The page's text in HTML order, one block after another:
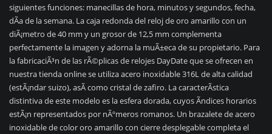
siguientes funciones: manecillas de hora, minutos y segundos, fecha,
dÃ­a de la semana. La caja redonda del reloj de oro amarillo con un
diÃ¡metro de 40 mm y un grosor de 12,5 mm complementa
perfectamente la imagen y adorna la muÃ±eca de su propietario. Para
la fabricaciÃ³n de las rÃ©plicas de relojes DayDate que se ofrecen en
nuestra tienda online se utiliza acero inoxidable 316L de alta calidad
(estÃ¡ndar suizo), asÃ­ como cristal de zafiro. La caracterÃ­stica
distintiva de este modelo es la esfera dorada, cuyos Ã­ndices horarios
estÃ¡n representados por nÃºmeros romanos. Un brazalete de acero
inoxidable de color oro amarillo con cierre desplegable completa el